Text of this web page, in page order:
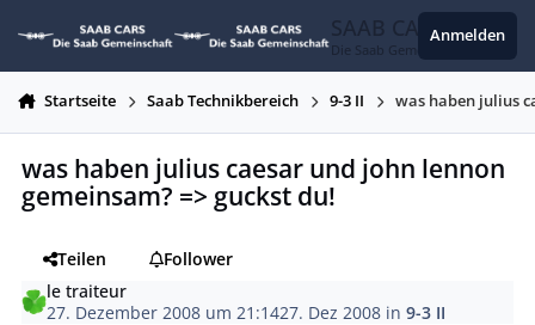
SAAB CARS
Die Saab Gemeinschaft
Anmelden
Startseite Saab Technikbereich 9-3 II was haben julius
was haben julius caesar und john lennon
gemeinsam? => guckst du!
Teilen
Follower
le traiteur
27. Dezember 2008 um 21:1427. Dez 2008 in9-3 II